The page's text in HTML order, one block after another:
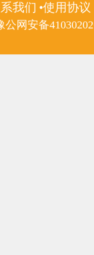
我们 使用协议
公网安备